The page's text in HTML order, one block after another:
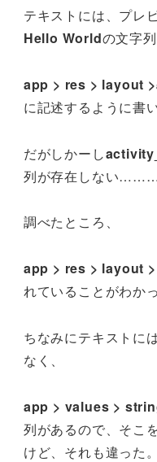
テキストには、プレ
Hello Worldの文字
app > res > layout >
に記述するように書
だがしかーし
列が存在しない
調べたところ、
app > res > layout >
れていることがわかっ
ちなみにテキストに
なく、
app > values >
列があるので、そこ
けど、それも違った。